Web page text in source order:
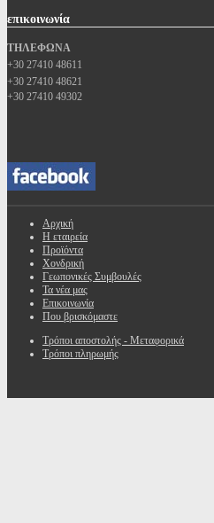
επικοινωνία
ΤΗΛΕΦΩΝΑ
+30 27410 48611
+30 27410 48621
+30 27410 49302
Αρχική
Η εταιρεία
Προϊόντα
Χονδρική
Γεωπονικές Συμβουλές
Τα νέα μας
Επικοινωνία
Που βρισκόμαστε
Τρόποι αποστολής - Μεταφορικά
Τρόποι πληρωμής